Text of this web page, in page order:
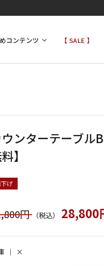
コンテンツ 【 SALE 】
ウンターテーブル
】
げ
円（税込） 28,800
｜ ×